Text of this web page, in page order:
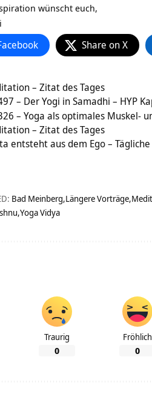
wünscht euch,
Share on X
– Zitat des Tages
– Der Yogi in Samadhi – HYP
– Yoga als optimales Muskel-
– Zitat des Tages
entsteht aus dem Ego –
Bad Meinberg Längere Vorträge
Yoga Vidya
Traurig
0
Fröhlich
0